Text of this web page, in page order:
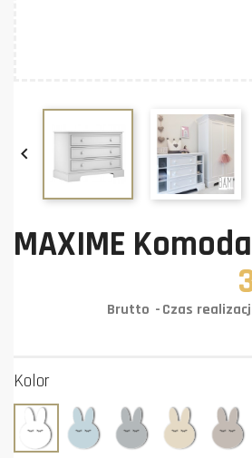

MAXIME
Brutto Czas
Kolor
Biały Błękit Grafit Krem